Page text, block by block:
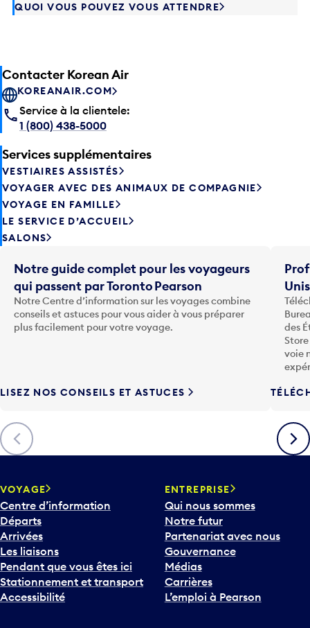
QUOI VOUS POUVEZ VOUS ATTENDRE
Contacter Korean Air
KOREANAIR.COM
Service à la clientele:
1 (800) 438-5000
Services supplémentaires
VESTIAIRES ASSISTÉS
VOYAGER AVEC DES ANIMAUX DE COMPAGNIE
VOYAGE EN FAMILLE
LE SERVICE D’ACCUEIL
SALONS
Précédent
Notre guide complet pour les voyageurs
qui passent par Toronto Pearson
Notre Centre d’information sur les voyages combine
conseils et astuces pour vous aider à vous préparer
plus facilement pour votre voyage.
LISEZ NOS CONSEILS ET ASTUCES
des
voie
VOYAGE
Centre d’information
Départs
Arrivées
Les liaisons
Pendant que vous êtes ici
Stationnement et transport
Accessibilité
ENTREPRISE
Qui nous sommes
Notre futur
Partenariat avec nous
Gouvernance
Médias
Carrières
L’emploi à Pearson